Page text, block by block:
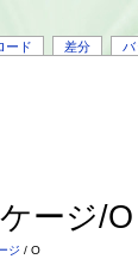
ード 差分 バ
ージ/
ジ / O